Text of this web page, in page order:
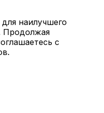
наилучшего
Продолжая
с